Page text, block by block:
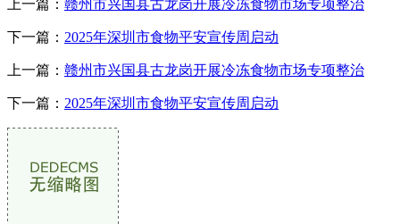
上一篇： 赣州市兴国县古龙岗开展冷冻食物市场专项整治
下一篇： 2025年深圳市食物平安宣传周启动
上一篇： 赣州市兴国县古龙岗开展冷冻食物市场专项整治
下一篇： 2025年深圳市食物平安宣传周启动